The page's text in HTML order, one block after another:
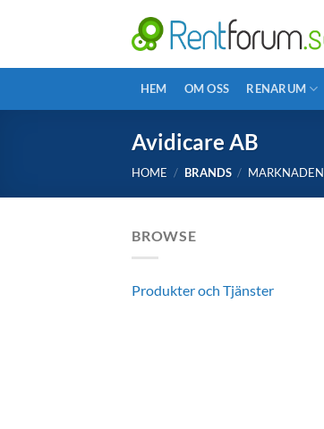
HEM OM OSS RENARUM
Avidicare AB
HOME / BRANDS / MARKNADEN
BROWSE
Produkter och Tjänster